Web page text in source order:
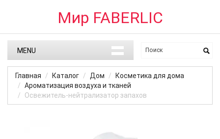
Мир FABERLIC
MENU
Главная Каталог Дом
Косметика для дома
Ароматизация воздуха и тканей
Освежитель-нейтрализатор запахов